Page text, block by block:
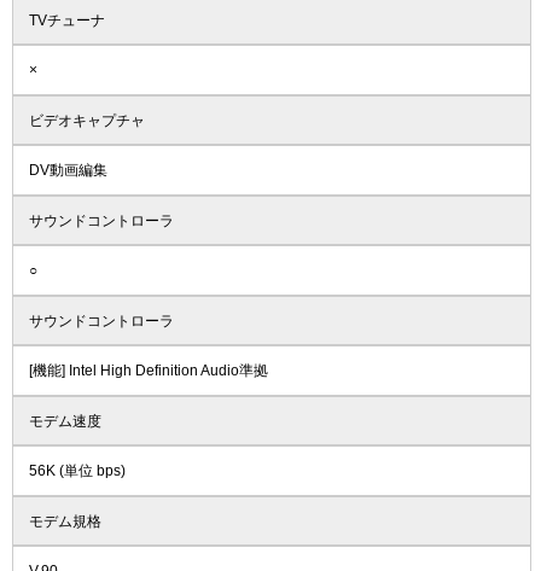
TVチューナ
×
ビデオキャプチャ
DV動画編集
サウンドコントローラ
○
サウンドコントローラ
[機能] Intel High Definition Audio準拠
モデム速度
56K (単位 bps)
モデム規格